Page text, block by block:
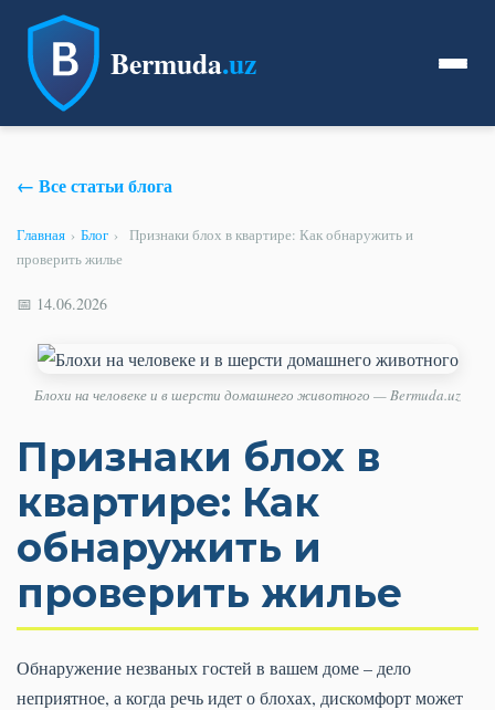
Bermuda.uz
← Все статьи блога
Главная › Блог ›
Признаки блох в квартире: Как обнаружить и
проверить жилье
📅 14.06.2026
Блохи на человеке и в шерсти домашнего животного — Bermuda.uz
Признаки блох в
квартире: Как
обнаружить и
проверить жилье
Обнаружение незваных гостей в вашем доме – дело
неприятное, а когда речь идет о блохах, дискомфорт может